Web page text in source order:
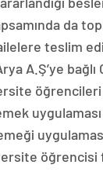
da
teslim
A.Ş’ye bağlı
uygulaması
öğrencisi